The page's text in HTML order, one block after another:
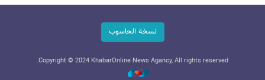
نسخة الحاسوب
Copyright © 2024 KhabarOnline News Agancy, All rights reserved.